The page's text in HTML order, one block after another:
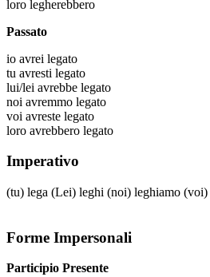
loro legherebbero
Passato
io avrei legato
tu avresti legato
lui/lei avrebbe legato
noi avremmo legato
voi avreste legato
loro avrebbero legato
Imperativo
(tu) lega (Lei) leghi (noi) leghiamo (voi)
Forme Impersonali
Participio Presente